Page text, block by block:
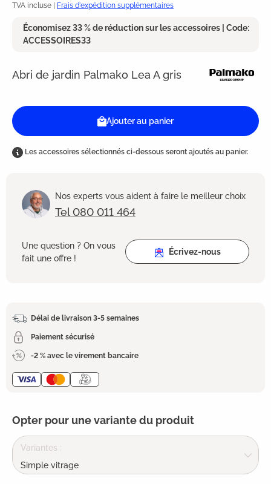
TVA incluse | Frais d'expédition supplémentaires
Économisez 33 % de réduction sur les accessoires | Code:
ACCESSOIRES33
Abri de jardin Palmako Lea A gris
Ajouter au panier
Les accessoires sélectionnés ci-dessous seront ajoutés au panier.
Nos experts vous aident à faire le meilleur choix
Tel 080 011 464
Une question ? On vous
fait une offre !
Écrivez-nous
Délai de livraison 3-5 semaines
Paiement sécurisé
-2 % avec le virement bancaire
Opter pour une variante du produit
Variantes :
Simple vitrage